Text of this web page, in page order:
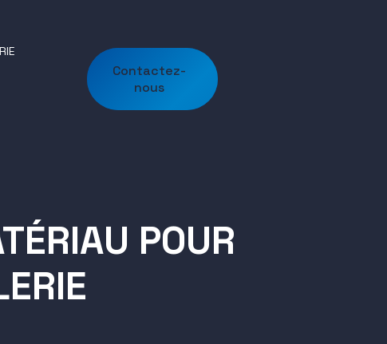
ET
Contactez-
nous
POUR